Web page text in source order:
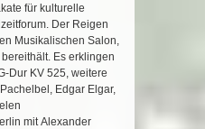
für kulturelle
Der Reigen
Musikalischen Salon,
Es erklingen
Dur KV 525, weitere
Edgar Elgar,
mit Alexander